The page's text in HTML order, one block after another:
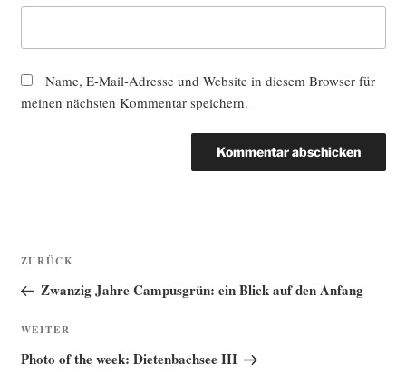
Name, E-Mail-Adresse und Website in diesem Browser für
meinen nächsten Kommentar speichern.
Beitragsnavigation
Vorheriger
Beitrag
ZURÜCK
Zwanzig Jahre Campusgrün: ein Blick auf den Anfang
Nächster
Beitrag
WEITER
Photo of the week: Dietenbachsee III